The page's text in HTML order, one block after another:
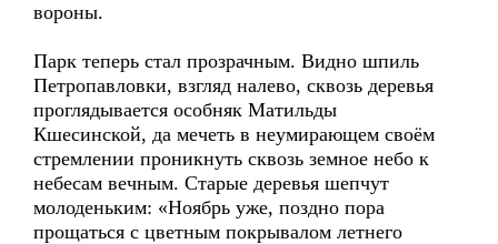
вороны.
Парк теперь стал прозрачным. Видно шпиль
Петропавловки, взгляд налево, сквозь деревья
проглядывается особняк Матильды
Кшесинской, да мечеть в неумирающем своём
стремлении проникнуть сквозь земное небо к
небесам вечным. Старые деревья шепчут
молоденьким: «Ноябрь уже, поздно пора
прощаться с цветным покрывалом летнего